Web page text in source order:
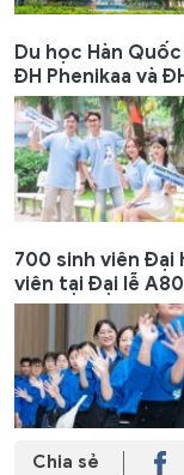
Du học Hàn
ĐH Phenikaa và
700 sinh viên Đại
viên tại Đại lễ A80
Chia sẻ